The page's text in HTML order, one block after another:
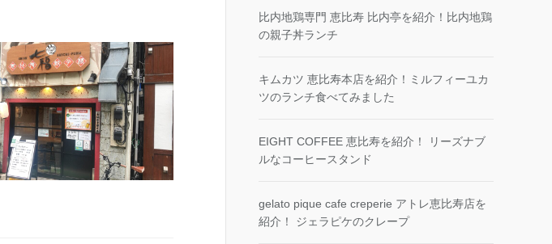
比内地鶏専門 恵比寿 比内亭を紹介！比内地鶏
の親子丼ランチ
キムカツ 恵比寿本店を紹介！ミルフィーユカ
ツのランチ食べてみました
EIGHT COFFEE 恵比寿を紹介！ リーズナブ
ルなコーヒースタンド
gelato pique cafe creperie アトレ恵比寿店を
紹介！ ジェラピケのクレープ